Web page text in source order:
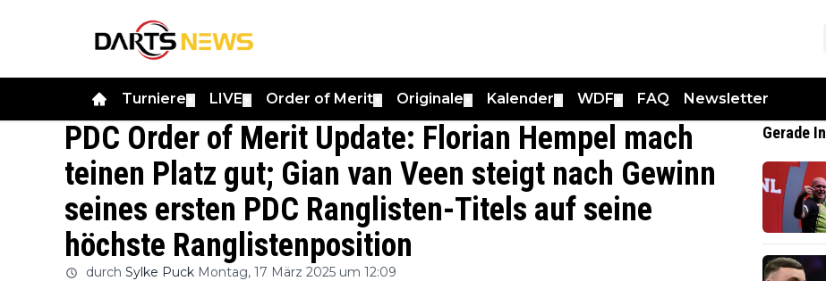
Turniere LIVE Order of Merit Originale Kalender WDF FAQ Newsletter
PDC Order of Merit Update: Florian Hempel mach
teinen Platz gut; Gian van Veen steigt nach Gewinn
seines ersten PDC Ranglisten-Titels auf seine
höchste Ranglistenposition
durch Sylke Puck Montag, 17 März 2025 um 12:09
Gerade In